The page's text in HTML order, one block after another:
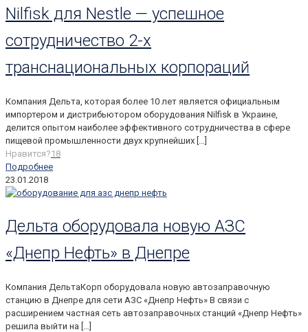
Nilfisk для Nestle — успешное
сотрудничество 2-х
транснациональных корпораций
Компания Дельта, которая более 10 лет является официальным
импортером и дистрибьютором оборудования Nilfisk в Украине,
делится опытом наиболее эффективного сотрудничества в сфере
пищевой промышленности двух крупнейших […]
Нравится?18
Подробнее
23.01.2018
Дельта оборудовала новую АЗС
«Днепр Нефть» в Днепре
Компания ДельтаКорп оборудовала новую автозаправочную
станцию в Днепре для сети АЗС «Днепр Нефть» В связи с
расширением частная сеть автозаправочных станций «Днепр Нефть»
решила выйти на